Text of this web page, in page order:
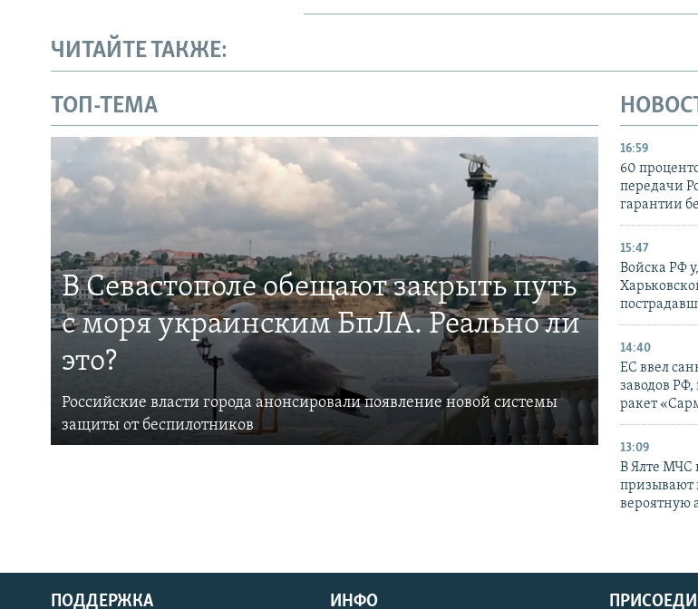
ЧИТАЙТЕ ТАКЖЕ:
ТОП-ТЕМА
В Севастополе обещают закрыть путь
с моря украинским БпЛА. Реально ли
это?
Российские власти города анонсировали появление новой системы
защиты от беспилотников
16:59
60
передачи
гарантии
15:47
Войска РФ
14:40
ЕС ввел
заводов
ракет
13:09
В Ялте МЧС
призывают
вероятную
ПОДДЕРЖКА ИНФО